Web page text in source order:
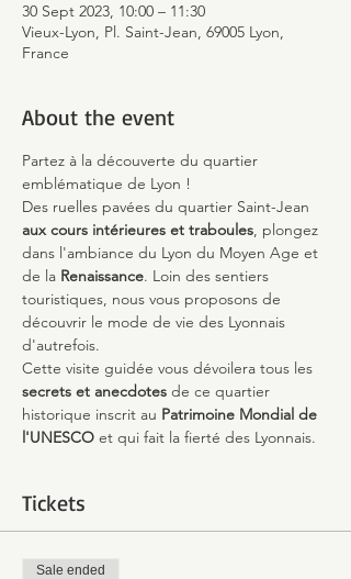
30 Sept 2023, 10:00 – 11:30
Vieux-Lyon, Pl. Saint-Jean, 69005 Lyon,
France
About the event
Partez à la découverte du quartier
emblématique de Lyon !
Des ruelles pavées du quartier Saint-Jean
aux cours intérieures et traboules, plongez
dans l'ambiance du Lyon du Moyen Age et
de la Renaissance. Loin des sentiers
touristiques, nous vous proposons de
découvrir le mode de vie des Lyonnais
d'autrefois.
Cette visite guidée vous dévoilera tous les
secrets et anecdotes de ce quartier
historique inscrit au Patrimoine Mondial de
l'UNESCO et qui fait la fierté des Lyonnais.
Tickets
Sale ended